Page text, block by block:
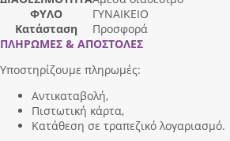
ΦΥΛΟ
ΓΥΝΑΙΚΕΙΟ
Κατάσταση
Προσφορά
ΠΛΗΡΩΜΕΣ & ΑΠΟΣΤΟΛΕΣ
Υποστηρίζουμε πληρωμές:
Αντικαταβολή,
Πιστωτική κάρτα,
Κατάθεση σε τραπεζικό λογαριασμό.